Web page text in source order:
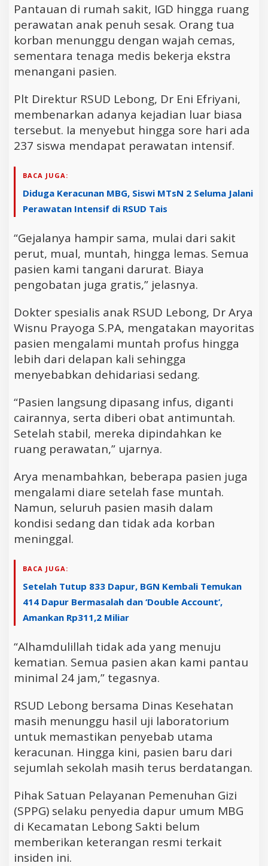
Pantauan di rumah sakit, IGD hingga ruang
perawatan anak penuh sesak. Orang tua
korban menunggu dengan wajah cemas,
sementara tenaga medis bekerja ekstra
menangani pasien.
Plt Direktur RSUD Lebong, Dr Eni Efriyani,
membenarkan adanya kejadian luar biasa
tersebut. Ia menyebut hingga sore hari ada
237 siswa mendapat perawatan intensif.
BACA JUGA:
Diduga Keracunan MBG, Siswi MTsN 2 Seluma Jalani
Perawatan Intensif di RSUD Tais
“Gejalanya hampir sama, mulai dari sakit
perut, mual, muntah, hingga lemas. Semua
pasien kami tangani darurat. Biaya
pengobatan juga gratis,” jelasnya.
Dokter spesialis anak RSUD Lebong, Dr Arya
Wisnu Prayoga S.PA, mengatakan mayoritas
pasien mengalami muntah profus hingga
lebih dari delapan kali sehingga
menyebabkan dehidariasi sedang.
“Pasien langsung dipasang infus, diganti
cairannya, serta diberi obat antimuntah.
Setelah stabil, mereka dipindahkan ke
ruang perawatan,” ujarnya.
Arya menambahkan, beberapa pasien juga
mengalami diare setelah fase muntah.
Namun, seluruh pasien masih dalam
kondisi sedang dan tidak ada korban
meninggal.
BACA JUGA:
Setelah Tutup 833 Dapur, BGN Kembali Temukan
414 Dapur Bermasalah dan ‘Double Account’,
Amankan Rp311,2 Miliar
“Alhamdulillah tidak ada yang menuju
kematian. Semua pasien akan kami pantau
minimal 24 jam,” tegasnya.
RSUD Lebong bersama Dinas Kesehatan
masih menunggu hasil uji laboratorium
untuk memastikan penyebab utama
keracunan. Hingga kini, pasien baru dari
sejumlah sekolah masih terus berdatangan.
Pihak Satuan Pelayanan Pemenuhan Gizi
(SPPG) selaku penyedia dapur umum MBG
di Kecamatan Lebong Sakti belum
memberikan keterangan resmi terkait
insiden ini.